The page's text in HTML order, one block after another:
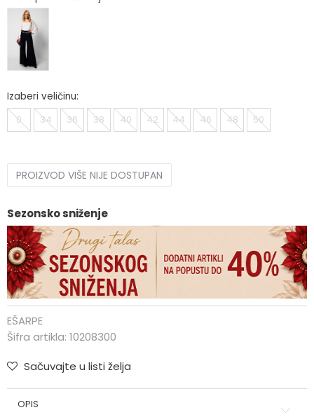
Izaberi veličinu:
0
34 36 38 40 42 44 46 48 50
PROIZVOD VIŠE NIJE DOSTUPAN
Sezonsko sniženje
EŠARPE
Šifra artikla: 10208300
Sačuvajte u listi želja
OPIS